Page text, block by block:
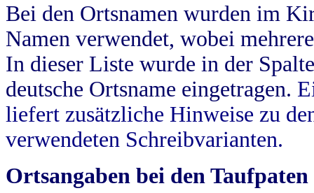
Bei den Ortsnamen wurden im
Namen verwendet, wobei
In dieser Liste wurde in der
deutsche Ortsname eingetragen.
liefert zusätzliche Hinweise zu
verwendeten Schreibvarianten.
Ortsangaben bei den Taufpaten